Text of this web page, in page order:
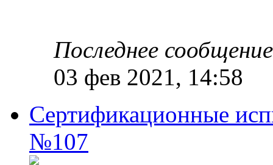
Последнее
03 фев 2021, 14:58
Сертификационные
№107